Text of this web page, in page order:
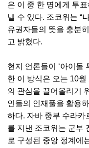
은 이 중 한 명에게 투
낼 수 있다. 조코위는 “
유권자들의 뜻을 충분
고 밝혔다.
현지 언론들이 ‘아이돌
한 이 방식은 오는 10
의 관심을 끌어올리기
인들의 인재풀을 활용
하다. 자바 중부 수라카
를 지낸 조코위는 군부
로 구성된 중앙 정계에